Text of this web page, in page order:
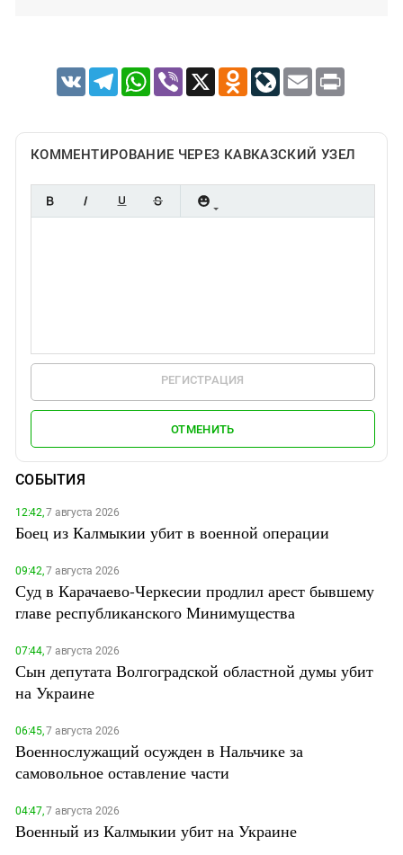
VK TelegramWhatsApp
Viber X Odnoklassniki
LiveJournal
Email Print
КОММЕНТИРОВАНИЕ ЧЕРЕЗ КАВКАЗСКИЙ УЗЕЛ
РЕГИСТРАЦИЯ
ОТМЕНИТЬ
СОБЫТИЯ
12:42,7 августа 2026
Боец из Калмыкии убит в военной операции
09:42,7 августа 2026
Суд в Карачаево-Черкесии продлил арест бывшему
главе республиканского Минимущества
07:44,7 августа 2026
Сын депутата Волгоградской областной думы убит
на Украине
06:45,7 августа 2026
Военнослужащий осужден в Нальчике за
самовольное оставление части
04:47,7 августа 2026
Военный из Калмыкии убит на Украине